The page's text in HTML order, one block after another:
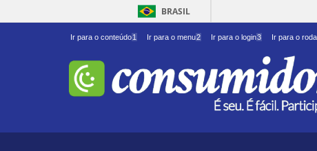
BRASIL
Ir para o conteúdo1 Ir para o menu2 Ir para o login3 Ir para o